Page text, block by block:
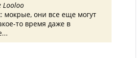
Looloo
мокрые, они все еще могут
то время даже в